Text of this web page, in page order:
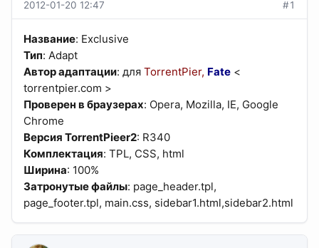
2012-01-20 12:47 #1
Название: Exclusive
Тип: Adapt
Автор адаптации: для TorrentPier, Fate <
torrentpier.com >
Проверен в браузерах: Opera, Mozilla, IE, Google
Chrome
Версия TorrentPieer2: R340
Комплектация: TPL, CSS, html
Ширина: 100%
Затронутые файлы: page_header.tpl,
page_footer.tpl, main.css, sidebar1.html,sidebar2.html